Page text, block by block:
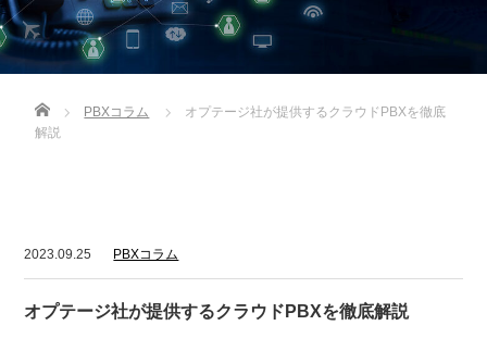
Home PBXコラム
オプテージ社が提供するクラウドPBXを徹底
解説
2023.09.25 PBXコラム
オプテージ社が提供するクラウドPBXを徹底解説